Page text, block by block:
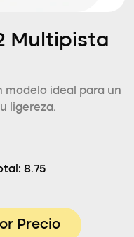
Multipista
modelo ideal para un
ligereza.
8.75
Precio